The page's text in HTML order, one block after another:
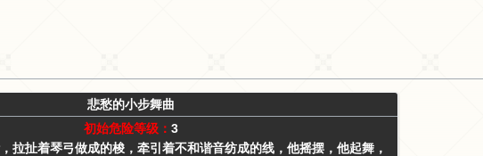
悲愁的小步舞曲
初始危险等级： 3
拉扯着琴弓做成的梭，牵引着不和谐音纺成的线，他摇摆，他起舞，